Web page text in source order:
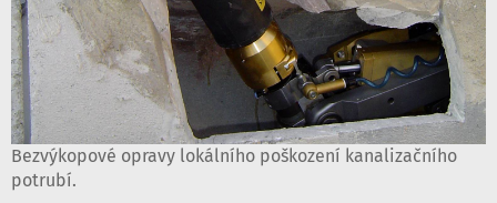
Bezvýkopové opravy lokálního poškození kanalizačního
potrubí.